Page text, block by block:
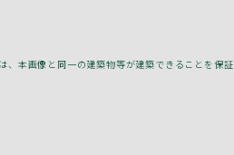
本画像と同一の建築物等が建築できることを保証